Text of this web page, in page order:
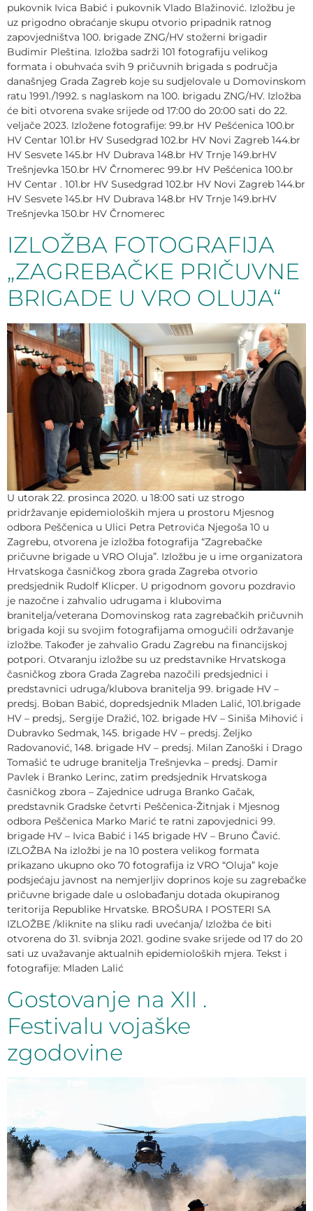
pukovnik Ivica Babić i pukovnik Vlado Blažinović. Izložbu je
uz prigodno obraćanje skupu otvorio pripadnik ratnog
zapovjedništva 100. brigade ZNG/HV stožerni brigadir
Budimir Pleština. Izložba sadrži 101 fotografiju velikog
formata i obuhvaća svih 9 pričuvnih brigada s područja
današnjeg Grada Zagreb koje su sudjelovale u Domovinskom
ratu 1991./1992. s naglaskom na 100. brigadu ZNG/HV. Izložba
će biti otvorena svake srijede od 17:00 do 20:00 sati do 22.
veljače 2023. Izložene fotografije: 99.br HV Pešćenica 100.br
HV Centar 101.br HV Susedgrad 102.br HV Novi Zagreb 144.br
HV Sesvete 145.br HV Dubrava 148.br HV Trnje 149.brHV
Trešnjevka 150.br HV Črnomerec 99.br HV Pešćenica 100.br
HV Centar . 101.br HV Susedgrad 102.br HV Novi Zagreb 144.br
HV Sesvete 145.br HV Dubrava 148.br HV Trnje 149.brHV
Trešnjevka 150.br HV Črnomerec
IZLOŽBA FOTOGRAFIJA
„ZAGREBAČKE PRIČUVNE
BRIGADE U VRO OLUJA“
U utorak 22. prosinca 2020. u 18:00 sati uz strogo
pridržavanje epidemioloških mjera u prostoru Mjesnog
odbora Peščenica u Ulici Petra Petrovića Njegoša 10 u
Zagrebu, otvorena je izložba fotografija “Zagrebačke
pričuvne brigade u VRO Oluja”. Izložbu je u ime organizatora
Hrvatskoga časničkog zbora grada Zagreba otvorio
predsjednik Rudolf Klicper. U prigodnom govoru pozdravio
je nazočne i zahvalio udrugama i klubovima
branitelja/veterana Domovinskog rata zagrebačkih pričuvnih
brigada koji su svojim fotografijama omogućili održavanje
izložbe. Također je zahvalio Gradu Zagrebu na financijskoj
potpori. Otvaranju izložbe su uz predstavnike Hrvatskoga
časničkog zbora Grada Zagreba nazočili predsjednici i
predstavnici udruga/klubova branitelja 99. brigade HV –
predsj. Boban Babić, dopredsjednik Mladen Lalić, 101.brigade
HV – predsj,. Sergije Dražić, 102. brigade HV – Siniša Mihović i
Dubravko Sedmak, 145. brigade HV – predsj. Željko
Radovanović, 148. brigade HV – predsj. Milan Zanoški i Drago
Tomašić te udruge branitelja Trešnjevka – predsj. Damir
Pavlek i Branko Lerinc, zatim predsjednik Hrvatskoga
časničkog zbora – Zajednice udruga Branko Gačak,
predstavnik Gradske četvrti Peščenica-Žitnjak i Mjesnog
odbora Peščenica Marko Marić te ratni zapovjednici 99.
brigade HV – Ivica Babić i 145 brigade HV – Bruno Čavić.
IZLOŽBA Na izložbi je na 10 postera velikog formata
prikazano ukupno oko 70 fotografija iz VRO “Oluja” koje
podsjećaju javnost na nemjerljiv doprinos koje su zagrebačke
pričuvne brigade dale u oslobađanju dotada okupiranog
teritorija Republike Hrvatske. BROŠURA I POSTERI SA
IZLOŽBE /kliknite na sliku radi uvećanja/ Izložba će biti
otvorena do 31. svibnja 2021. godine svake srijede od 17 do 20
sati uz uvažavanje aktualnih epidemioloških mjera. Tekst i
fotografije: Mladen Lalić
Gostovanje na XII .
Festivalu vojaške
zgodovine